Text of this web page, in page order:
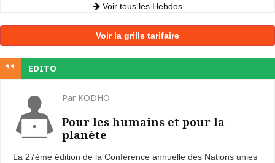
Voir tous les Hebdos
Voir la grille tarifaire
EDITO
Par KODHO
Pour les humains et pour la
planète
La 27ème édition de la Conférence annuelle des Nations unies